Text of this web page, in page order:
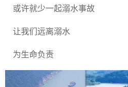
或许就少一起溺水事故
让我们远离溺水
为生命负责